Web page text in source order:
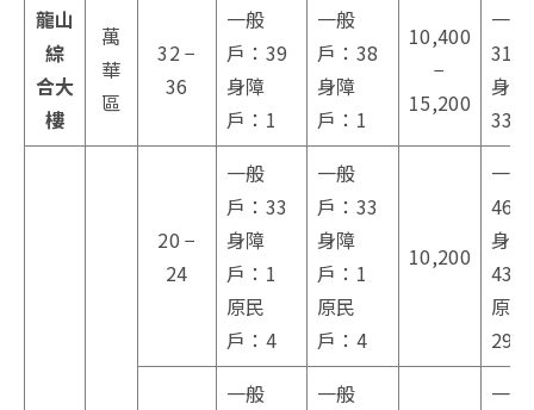
龍山
綜
合大
樓
萬
華
區
32 −
36
一般
戶：39
身障
戶：1
一般
戶：38
身障
戶：1
10,400
−
15,200
一
317
身
33
20 −
24
一般
戶：33
身障
戶：1
原民
戶：4
一般
戶：33
身障
戶：1
原民
戶：4
10,200
一
467
身
43
原
29
一般
一般
一